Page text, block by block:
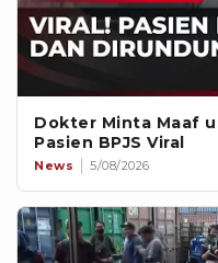
Dokter Minta Maaf
Pasien BPJS Viral
News 5/08/2026